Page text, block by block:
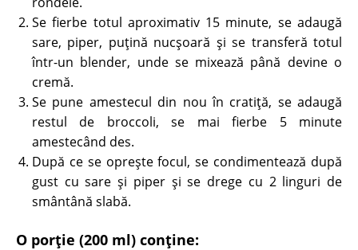
Se fierbe totul aproximativ 15 minute, se adaugă
sare, piper, puțină nucșoară şi se transferă totul
într-un blender, unde se mixează până devine o
cremă.
Se pune amestecul din nou în cratiță, se adaugă
restul de broccoli, se mai fierbe 5 minute
amestecând des.
După ce se oprește focul, se condimentează după
gust cu sare şi piper şi se drege cu 2 linguri de
smântână slabă.
O porție (200 ml) conține: